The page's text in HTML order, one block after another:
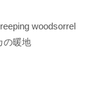
woodsorrel
の暖地